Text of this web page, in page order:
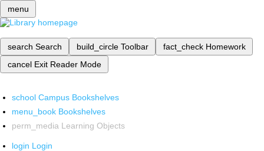
menu
search Search build_circle Toolbar fact_check Homework
cancel Exit Reader Mode
school Campus Bookshelves
menu_book Bookshelves
perm_media Learning Objects
login Login